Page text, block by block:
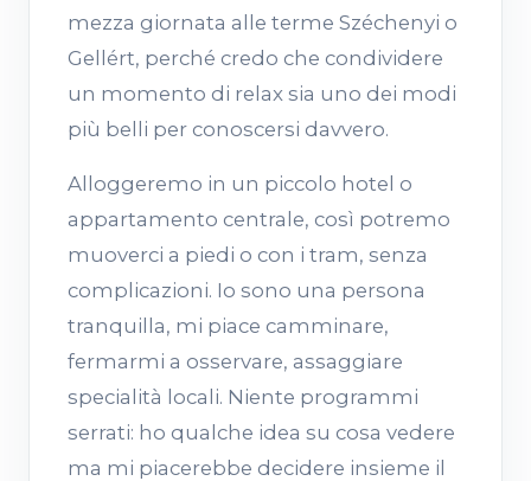
mezza giornata alle terme Széchenyi o
Gellért, perché credo che condividere
un momento di relax sia uno dei modi
più belli per conoscersi davvero.
Alloggeremo in un piccolo hotel o
appartamento centrale, così potremo
muoverci a piedi o con i tram, senza
complicazioni. Io sono una persona
tranquilla, mi piace camminare,
fermarmi a osservare, assaggiare
specialità locali. Niente programmi
serrati: ho qualche idea su cosa vedere
ma mi piacerebbe decidere insieme il